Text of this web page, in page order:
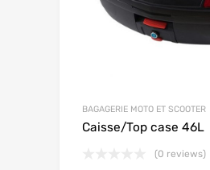
BAGAGERIE MOTO ET SCOOTER
Caisse/Top case 46L
(0 reviews)